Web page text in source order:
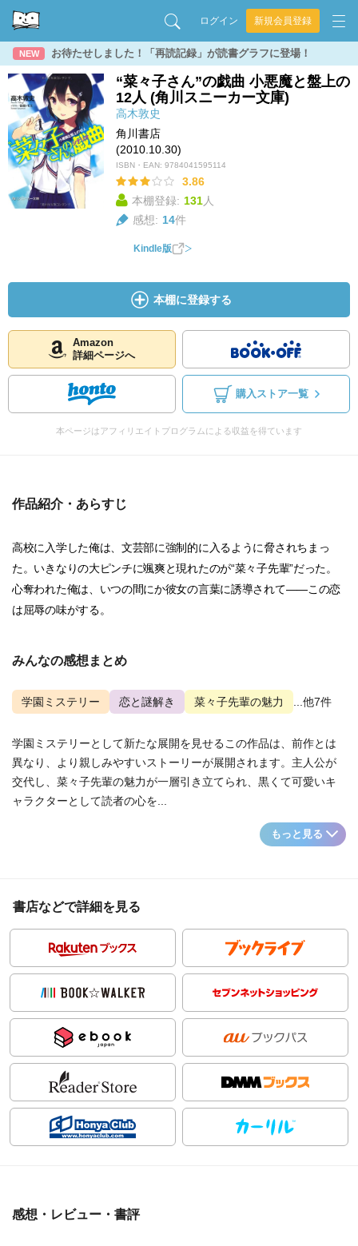
ログイン 新規会員登録
NEW お待たせしました！「再読記録」が読書グラフに登場！
“菜々子さん”の戯曲 小悪魔と盤上の
12人 (角川スニーカー文庫)
高木敦史
角川書店
(2010.10.30)
ISBN・EAN: 9784041595114
3.86
本棚登録: 131人
感想: 14件
Kindle版
本棚に登録する
Amazon
詳細ページへ
購入ストア一覧
本ページはアフィリエイトプログラムによる収益を得ています
作品紹介・あらすじ
高校に入学した俺は、文芸部に強制的に入るように脅されちまっ
た。いきなりの大ピンチに颯爽と現れたのが“菜々子先輩”だった。
心奪われた俺は、いつの間にか彼女の言葉に誘導されて――この恋
は屈辱の味がする。
みんなの感想まとめ
学園ミステリー 恋と謎解き 菜々子先輩の魅力 ...他7件
学園ミステリーとして新たな展開を見せるこの作品は、前作とは
異なり、より親しみやすいストーリーが展開されます。主人公が
交代し、菜々子先輩の魅力が一層引き立てられ、黒くて可愛いキ
ャラクターとして読者の心を...
もっと見る
書店などで詳細を見る
感想・レビュー・書評